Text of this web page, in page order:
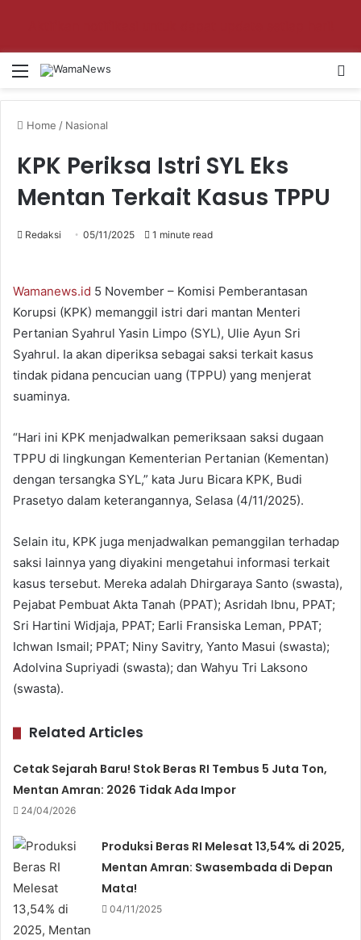
Menu
Home / Nasional
KPK Periksa Istri SYL Eks
Mentan Terkait Kasus TPPU
Redaksi 05/11/2025 1 minute read
Wamanews.id 5 November – Komisi Pemberantasan
Korupsi (KPK) memanggil istri dari mantan Menteri
Pertanian Syahrul Yasin Limpo (SYL), Ulie Ayun Sri
Syahrul. Ia akan diperiksa sebagai saksi terkait kasus
tindak pidana pencucian uang (TPPU) yang menjerat
suaminya.
“Hari ini KPK menjadwalkan pemeriksaan saksi dugaan
TPPU di lingkungan Kementerian Pertanian (Kementan)
dengan tersangka SYL,” kata Juru Bicara KPK, Budi
Prasetyo dalam keterangannya, Selasa (4/11/2025).
‎Selain itu, KPK juga menjadwalkan pemanggilan terhadap
saksi lainnya yang diyakini mengetahui informasi terkait
kasus tersebut. Mereka adalah Dhirgaraya Santo (swasta),
Pejabat Pembuat Akta Tanah (PPAT); Asridah Ibnu, PPAT;
Sri Hartini Widjaja, PPAT; Earli Fransiska Leman, PPAT;
Ichwan Ismail; PPAT; Niny Savitry, Yanto Masui (swasta);
Adolvina Supriyadi (swasta); dan Wahyu Tri Laksono
(swasta).
Related Articles
Cetak Sejarah Baru! Stok Beras RI Tembus 5 Juta Ton,
Mentan Amran: 2026 Tidak Ada Impor
24/04/2026
Produksi Beras RI Melesat 13,54% di 2025,
Mentan Amran: Swasembada di Depan
Mata!
04/11/2025